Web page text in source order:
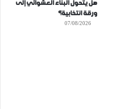
هل يتحول البناء العشوائي إلى
ورقة انتخابية؟
07/08/2026